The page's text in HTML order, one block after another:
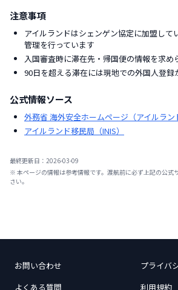
注意事項
アイルランドはシェンゲン協定に加盟して
管理を行っています
入国審査時に滞在先・帰国便の情報を求め
90日を超える滞在には現地での外国人登録
公式情報ソース
外務省 海外安全ホームページ（アイルラン
アイルランド移民局（INIS）
最終更新日： 2026-03-09
※ 本ページの情報は参考情報です。渡航前に必ず上記の公式
さい。
お問い合わせ
よくある質問
プライバ
利用規約